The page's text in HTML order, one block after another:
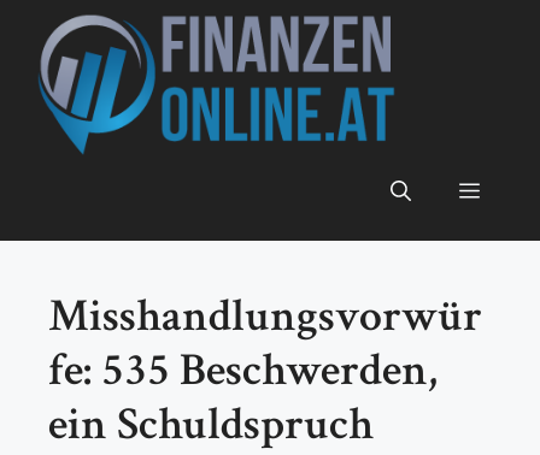
Inhalt
springen
Menü
Misshandlungsvorwür
fe: 535 Beschwerden,
ein Schuldspruch